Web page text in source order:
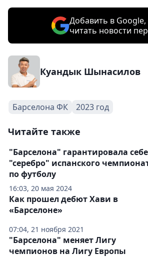
Добавить в
читать новости
Куандык Шынасилов
Барселона ФК 2023 год
Читайте также
16:03, 20 мая 2024
"Барселона" гарантировала себе
"серебро" испанского
по футболу
07:04, 21 ноября 2021
Как прошел дебют Хави в
«Барселоне»
"Барселона" меняет Лигу
чемпионов на Лигу Европы